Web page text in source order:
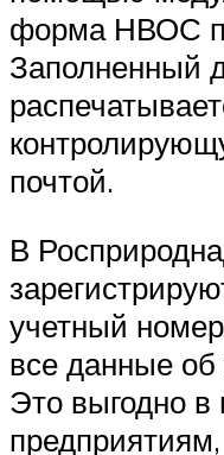
форма НВОС
Заполненный
почтой.
В
учетный
все данные
Это выгодно в
предприятиям,